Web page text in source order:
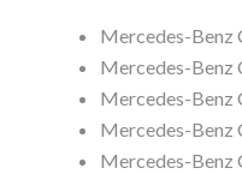
Mercedes-Benz
Mercedes-Benz
Mercedes-Benz
Mercedes-Benz
Mercedes-Benz